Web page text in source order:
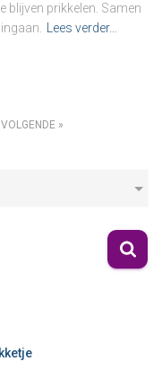
blijven prikkelen. Samen
Lees verder…
VOLGENDE